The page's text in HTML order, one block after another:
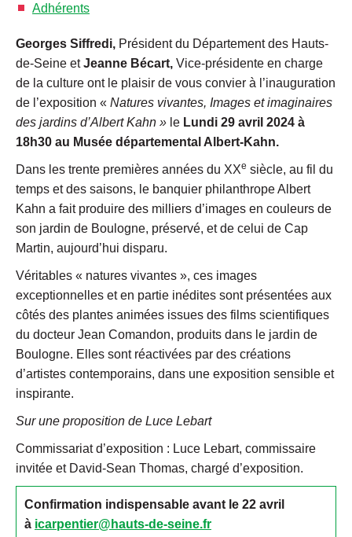
Adhérents
Georges Siffredi, Président du Département des Hauts-
de-Seine etJeanne Bécart, Vice-présidente en charge
de la culture ont le plaisir de vous convier à l’inauguration
de l’exposition « Natures vivantes, Images et imaginaires
des jardins d’Albert Kahn » le Lundi 29 avril 2024 à
18h30 au Musée départemental Albert-Kahn.
Dans les trente premières années du XXe siècle, au fil du
temps et des saisons, le banquier philanthrope Albert
Kahn a fait produire des milliers d’images en couleurs de
son jardin de Boulogne, préservé, et de celui de Cap
Martin, aujourd’hui disparu.
Véritables « natures vivantes », ces images
exceptionnelles et en partie inédites sont présentées aux
côtés des plantes animées issues des films scientifiques
du docteur Jean Comandon, produits dans le jardin de
Boulogne. Elles sont réactivées par des créations
d’artistes contemporains, dans une exposition sensible et
inspirante.
Sur une proposition de Luce Lebart
Commissariat d’exposition : Luce Lebart, commissaire
invitée et David-Sean Thomas, chargé d’exposition.
Confirmation indispensable avant le 22 avril
à icarpentier@hauts-de-seine.fr